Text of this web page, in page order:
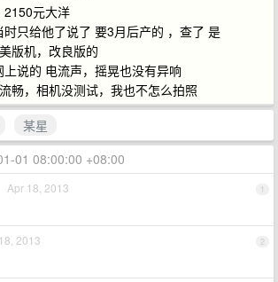
2150元大洋
只给他了说了 要3月后产的 ，查了 是
版机，改良版的
说的 电流声，摇晃也没有异响
畅，相机没测试，我也不怎么拍照
某星
01 08:00:00 +08:00
1
Apr 18, 2013
2
2013